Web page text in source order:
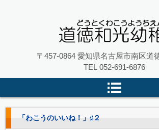
名古屋市南区の 道徳和光
〒457-0864 愛知県名古屋市南区道
TEL 052-691-6876
「わこうのいいね！」♯２